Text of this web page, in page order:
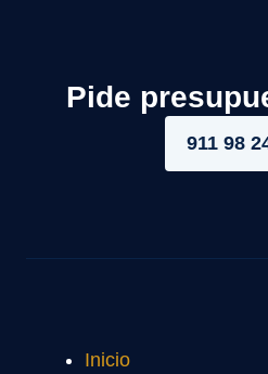
Pide
911 98
Inicio